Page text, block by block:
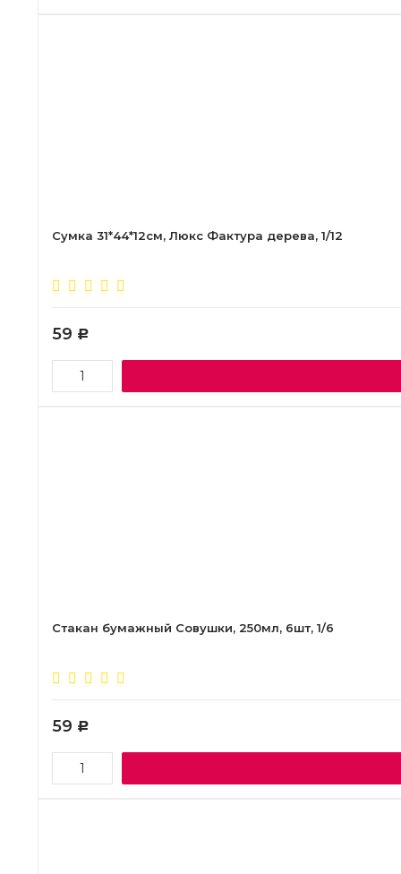
Сумка 31*44*12см, Люкс Фактура дерева, 1/12
59 Р
Стакан бумажный Совушки, 250мл, 6шт, 1/6
59 Р